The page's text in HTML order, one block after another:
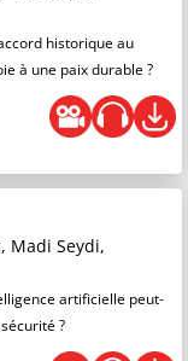
historique au
à une paix durable ?
Madi Seydi,
artificielle peut-
?